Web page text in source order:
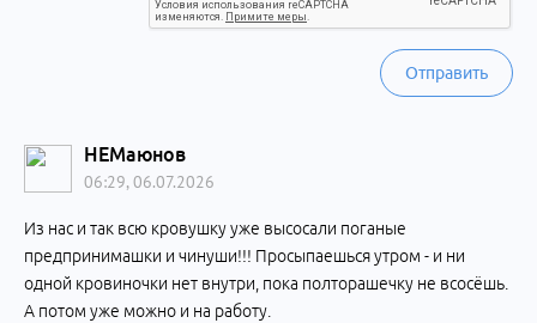
Отправить
НЕМаюнов
06:29, 06.07.2026
Из нас и так всю кровушку уже высосали поганые
предпринимашки и чинуши!!! Просыпаешься утром - и ни
одной кровиночки нет внутри, пока полторашечку не всосёшь.
А потом уже можно и на работу.